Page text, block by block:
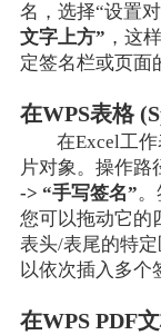
名，选择“设置
文字上方” ，这
定签名栏或页面
在WPS表格
在Excel工
片对象。操作路
-> “手写签名”。
您可以拖动它的
表头/表尾的特
以依次插入多个
在WPS PDF